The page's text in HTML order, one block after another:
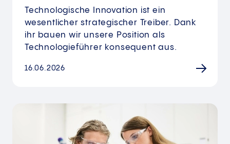
Technologische Innovation ist ein
wesentlicher strategischer Treiber. Dank
ihr bauen wir unsere Position als
Technologieführer konsequent aus.
16.06.2026